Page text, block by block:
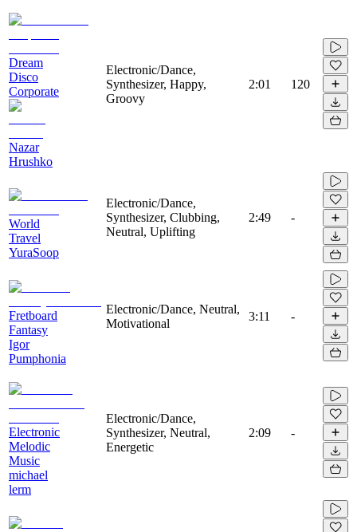
Dream
Disco
Corporate
Nazar
Hrushko
Electronic/Dance,
Synthesizer, Happy,
Groovy
2:01 120
World
Travel
YuraSoop
Electronic/Dance,
Synthesizer, Clubbing,
Neutral, Uplifting
2:49 -
Fretboard
Fantasy
Igor
Pumphonia
Electronic/Dance, Neutral,
Motivational
3:11 -
Electronic
Melodic
Music
michael
lerm
Electronic/Dance,
Synthesizer, Neutral,
Energetic
2:09 -